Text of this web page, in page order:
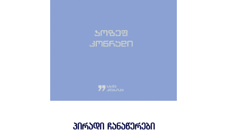
ᲞᲘᲠᲐᲓᲘ ᲩᲐᲜᲐᲬᲔᲠᲔᲑᲘ